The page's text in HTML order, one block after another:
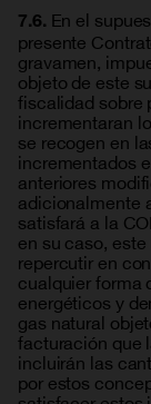
7.6. En el
presente
gravamen,
objeto de este
fiscalidad sobre
incrementaran
se recogen en
incrementados
anteriores
adicionalmente
satisfará a la
en su caso,
repercutir en
cualquier forma
energéticos y
gas natural
facturación que
incluirán las
por estos